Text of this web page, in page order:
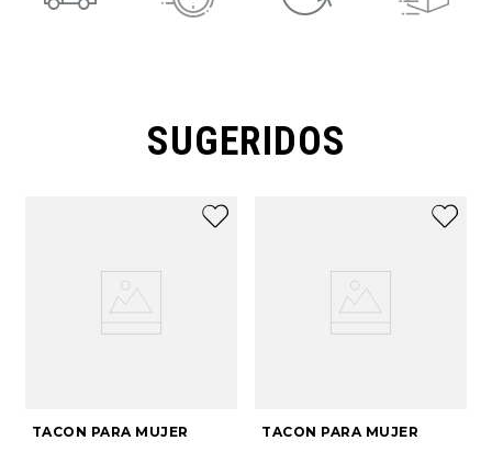
SUGERIDOS
TACON PARA MUJER
TACON PARA MUJER